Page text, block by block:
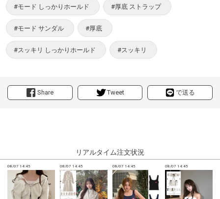
Share Tweet で送る
#モード しっかりホールド #厚底 ストラップ
#モード サンダル #厚底
#スッキリ しっかりホールド #スッキリ
リアルタイム注文状況
08/07 14:45 08/07 14:45 08/07 14:45 08/07 14:45